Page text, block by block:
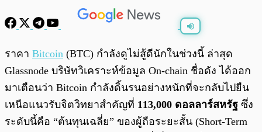
0:00 /
ราคา Bitcoin (BTC) กำลังดูไม่สู้ดีนักในช่วงนี้ ล่าสุด
Glassnode บริษัทวิเคราะห์ข้อมูล On-chain ชื่อดัง ได้ออก
มาเตือนว่า Bitcoin กำลังดิ้นรนอย่างหนักที่จะกลับไปยืน
เหนือแนวรับจิตวิทยาสำคัญที่ 113,000 ดอลลาร์สหรัฐ ซึ่ง
ระดับนี้คือ “ต้นทุนเฉลี่ย” ของผู้ถือระยะสั้น (Short-Term